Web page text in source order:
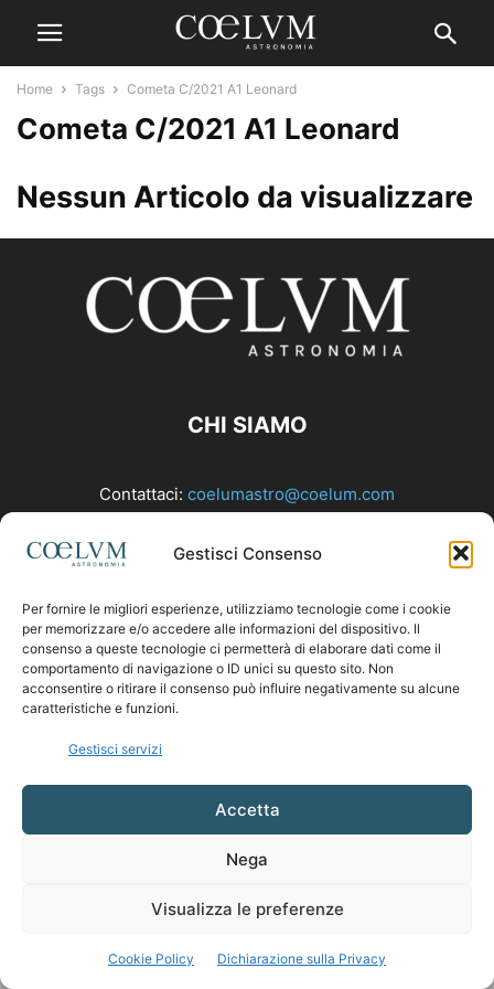
Gestisci Consenso
Per fornire le migliori esperienze, utilizziamo tecnologie come i cookie
per memorizzare e/o accedere alle informazioni del dispositivo. Il
consenso a queste tecnologie ci permetterà di elaborare dati come il
comportamento di navigazione o ID unici su questo sito. Non
acconsentire o ritirare il consenso può influire negativamente su alcune
caratteristiche e funzioni.
Gestisci servizi
Accetta
Nega
Visualizza le preferenze
Cookie Policy Dichiarazione sulla Privacy
Home Tags Cometa C/2021 A1 Leonard
Cometa C/2021 A1 Leonard
Nessun Articolo da visualizzare
CHI SIAMO
Contattaci: coelumastro@coelum.com
SEGUICI